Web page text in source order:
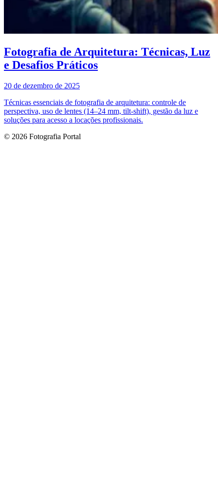
Fotografia de Arquitetura: Técnicas, Luz
e Desafios Práticos
20 de dezembro de 2025
Técnicas essenciais de fotografia de arquitetura: controle de
perspectiva, uso de lentes (14–24 mm, tilt-shift), gestão da luz e
soluções para acesso a locações profissionais.
© 2026 Fotografia Portal